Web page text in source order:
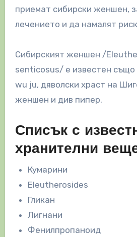
приемат сибирски женшен,
лечението и да намалят
Сибирският женшен /
senticosus/ е известен също
wu ju, дяволски храст на
женшен и див пипер.
Списък с
хранителни
Кумарини
Eleutherosides
Гликан
Лигнани
Фенилпропаноид